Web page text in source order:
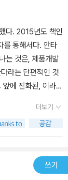
해킹의 모범입니
고를 많이 집행하
식으로 소통, 홍보
혈하여 이자 상환
카오는 저리 어엿
장이나 기획자, 기
스이지만, 막상 이
설명하는대로) 모
단은 기존의 업무
가 모호해지는 과
스북, 에어비엔비,
발휘하고 있다.
스 해킹에 대한 전
어떤 사람들이 포
서는 그 실행 전략
장을 조사하고 고
은 그 기본적인 행
제안하고 있다. 그
너링에 대한 역량
함되어 있을 것이라
이라면, 좀 더 진화
다. 2015년도 책인
를 통해서다. 안타
는 것은, 제품개발
라는 단편적인 것
에 진화된, 이라는
산 후 기존의 언론
비해, 현재는 훨
는 뜻이다. 기존에
지도 제공받을 수
더보기
쓰기